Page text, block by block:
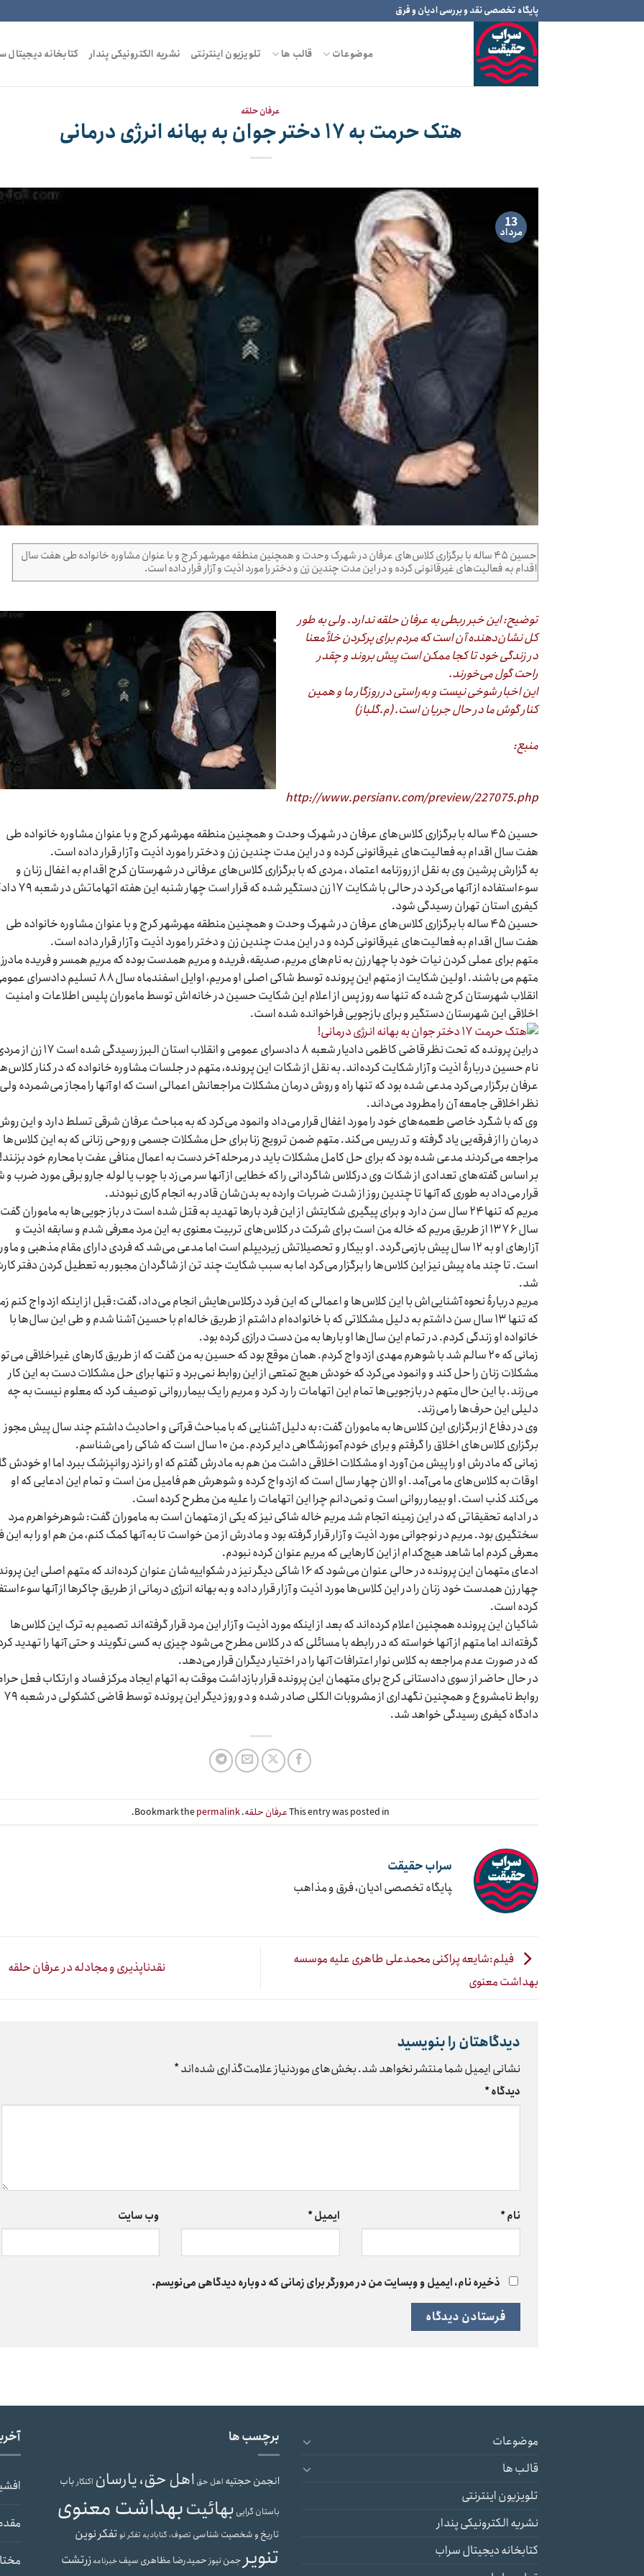
to
پایگاه تخصصی نقد و بررسی ادیان و فرق
موضوعات قالب ها تلویزیون اینترنتی نشریه الکترونیکی پندار کتابخانه دیجیتال
عرفان حلقه
هتک حرمت به ۱۷ دختر جوان به بهانه انرژی درمانی
13
مرداد
حسین ۴۵ ساله با برگزاری کلاس‌های عرفان در شهرک وحدت و همچنین منطقه مهرشهر کرج و با عنوان مشاوره خانواده طی هفت سال
اقدام بە فعالیت‌های غیرقانونی کرده و در این مدت چندین زن و دختر را مورد اذیت و آزار قرار داده است.
توضیح: این خبر ربطی به عرفان حلقه ندارد. ولی به طور
کل نشان‌دهنده آن است که مردم برای پرکردن خلأ معنا
در زندگی خود تا کجا ممکن است پیش بروند و چقدر
راحت گول می‌خورند.
این اخبار شوخی نیست و به‌راستی در روزگار ما و همین
کنار گوش ما در حال جریان است. (م.گلباز)
منبع:
http://www.persianv.com/preview/227075.php
حسین ۴۵ ساله با برگزاری کلاس‌های عرفان در شهرک وحدت و همچنین منطقه مهرشهر کرج و با عنوان مشاوره خانواده طی
هفت سال اقدام بە فعالیت‌های غیرقانونی کرده و در این مدت چندین زن و دختر را مورد اذیت و آزار قرار داده است.
به گزارش پرشین وی به نقل از روزنامه اعتماد ، مردی که با برگزاری کلاس‌های عرفانی در شهرستان کرج اقدام بە اغفال زنان و
سوءاستفاده از آنها می‌کرد در حالی با شکایت ۱۷ زن
کیفری استان تهران رسیدگی شود.
حسین ۴۵ ساله با برگزاری کلاس‌های عرفان در شهرک وحدت و همچنین منطقه مهرشهر کرج و با عنوان مشاوره خانواده طی
هفت سال اقدام بە فعالیت‌های غیرقانونی کرده و در این مدت چندین زن و دختر را مورد اذیت و آزار قرار داده است.
متهم برای عملی کردن نیات خود با چهار زن بە نام‌های مریم، صدیقه، فریده و مریم همدست بوده که مریم همسر و فریده
متهم می باشند. اولین شکایت از متهم این پرونده توسط شاکی اصلی او مریم، اوایل اسفندماه سال ۸۸
انقلاب شهرستان کرج شده که تنها سه روز پس از اعلام این شکایت حسین در خانه‌اش توسط ماموران پلیس اطلاعات و امنیت
اخلاقی این شهرستان دستگیر و برای بازجویی فراخوانده شده است.
دراین پرونده که تحت نظر قاضی کاظمی دادیار شعبه ۸ دادسرای عمومی و انقلاب
نام حسین دربارهٔ اذیت و آزار شکایت کرده‌اند. بە نقل از شکات این پرونده، متهم در جلسات مشاوره خانواده که در کنار
عرفان برگزار می‌کرد مدعی شده بود که تنها راه و روش درمان مشکلات مراجعانش اعمالی است که او آنها را مجاز می‌شمرده ولی
نظر اخلاقی جامعه آن را مطرود می‌داند.
وی که با شگرد خاصی طعمه‌های خود را مورد اغفال قرار می‌داد وانمود می‌کرد که بە مباحث عرفان شرقی تسلط دارد و این
درمان را از فرقه‌یی یاد گرفته و تدریس می‌کند. متهم ضمن ترویج زنا برای حل مشکلات جسمی و روحی زنانی که بە این کلاس‌ها
مراجعه می‌کردند مدعی شده بود که برای حل کامل مشکلات باید در مرحله آخر دست بە اعمال منافی عفت با محارم خود بزنند!
بر اساس گفته‌های تعدادی از شکات وی درکلاس شاگردانی را که خطایی از آنها سر می‌زد با چوب یا لوله جارو برقی مورد ضرب و
قرار می‌داد بە طوری که آنها تا چندین روز از شدت ضربات وارده بە بدن‌شان قادر بە انجام کاری نبودند.
مریم که تنها ۲۴ سال سن دارد و برای پیگیری شکایتش از این فرد بارها تهدید بە قتل شده است در باز جویی‌ها بە ماموران
‌سال ۱۳۷۶ از طریق مریم که خاله من است برای شرکت در کلاس‌های تربیت معنوی بە این مرد معرفی شدم و سابقه اذیت و
آزارهای او بە ۱۲ سال پیش بازمی‌گردد. او بیکار و تحصیلاتش زیردیپلم است اما مدعی می‌شد که فردی دارای مقام مذهبی و
است. تا چند ماه پیش نیز این کلاس‌ها را برگزار می‌کرد اما بە سبب شکایت چند تن از شاگردان مجبور بە تعطیل کردن دفتر
شد.
مریم دربارهٔ نحوه آشنایی‌اش با این کلاس‌ها و اعمالی که این فرد درکلاس‌هایش انجام می‌داد، گفت: ‌قبل از اینکه ازدواج کنم
که تنها ۱۳ سال سن داشتم بە دلیل مشکلاتی که با خانواده‌ام داشتم از طریق خاله‌ام با حسین آشنا شدم و طی این سال‌ها با
خانواده او زندگی کردم. در تمام این سال‌ها او بارها بە من دست درازی کرده بود.
زمانی که ۲۰ سالم شد با شوهرم مهدی ازدواج کردم. همان موقع بود که حسین بە من گفت که از طریق کارهای غیراخلاقی
مشکلات زنان را حل کند و وانمود می‌کرد که خودش هیچ تمتعی از این روابط نمی‌برد و تنها برای حل مشکلات دست بە این کار
می‌زند. با این حال متهم در بازجویی‌ها تمام این اتهامات را رد کرد و مریم را یک بیمار روانی توصیف کرد که معلوم نیست بە چه
دلیلی این حرف‌ها را می‌زند.
وی در دفاع از برگزاری این کلاس‌ها بە ماموران گفت: ‌به دلیل آشنایی که با مباحث قرآنی و احادیث داشتم چند سال پیش مجوز
برگزاری کلاس‌های اخلاق را گرفتم و برای خودم آموزشگاهی دایر کردم. من ۱۰ سال است که شاکی را می‌شناسم.
زمانی که مادرش او را پیش من آورد او مشکلات اخلاقی داشت من هم بە مادرش گفتم که او را نزد روانپزشک ببرد اما او خودش
اوقات بە کلاس‌های ما می‌آمد. او الان چهار سال است که ازدواج کرده و شوهرش هم فامیل من است و تمام این ادعایی که او
می‌کند کذب است. او بیمار روانی است و نمی‌دانم چرا این اتهامات را علیه من مطرح کرده است.
در ادامه تحقیقاتی که در این زمینه اتجام شد مریم خاله شاکی نیز که یکی از متهمان است بە ماموران گفت‌: شوهرخواهرم مرد
سختگیری بود. مریم در نوجوانی مورد اذیت و آزار قرار گرفته بود و مادرش از من خواست تا بە آنها کمک کنم، من هم او را بە این
معرفی کردم اما شاهد هیچ‌کدام از این کارهایی که مریم عنوان کرده نبودم.
ادعای متهمان این پرونده در حالی عنوان می‌شود که ۱۶ شاکی دیگر نیز در شکواییه‌شان عنوان کرده‌اند که متهم اصلی این
چهار زن همدست خود زنان را در این کلاس‌ها مورد اذیت و آزار قرار داده و بە بهانه انرژی درمانی از طریق چاکر‌ها از آنها
کرده است.
شاکیان این پرونده همچنین اعلام کرده‌اند که بعد از اینکه مورد اذیت و آزار این مرد قرار گرفته‌اند تصمیم بە ترک این کلاس‌ها
گرفته‌اند اما متهم از آنها خواسته که در رابطه با مسائلی که در کلاس مطرح می‌شود چیزی بە کسی نگویند و حتی آنها را تهدید
که در صورت عدم مراجعه بە کلاس نوار اعترافات آنها را در اختیار دیگران قرار می‌دهد.
در حال حاضر از سوی دادستانی کرج برای متهمان این پرونده قرار بازداشت موقت بە اتهام ایجاد مرکز فساد و ارتکاب فعل
روابط نامشروع و همچنین نگهداری از مشروبات الکلی صادر شده و دو روز دیگر این پرونده توسط قاضی کشکولی در شعبه ۷۹
دادگاه کیفری رسیدگی خواهد شد.
This entry was posted inعرفان حلقه. Bookmark the
permalink
.
سراب حقیقت
‍پایگاه تخصصی ادیان، فرق و مذاهب
فیلم:شایعه پراکنی محمدعلی طاهری علیه موسسه
بهداشت معنوی
نقدناپذیری و مجادله در عرفان حلقه
دیدگاهتان را بنویسید
نشانی ایمیل شما منتشر نخواهد شد.بخش‌های موردنیاز علامت‌گذاری شده‌اند*
دیدگاه*
نام* ایمیل* وب‌ سایت
ذخیره نام، ایمیل و وبسایت من در مرورگر برای زمانی که دوباره دیدگاهی می‌نویسم.
موضوعات
قالب ها
تلویزیون اینترنتی
نشریه الکترونیکی پندار
کتابخانه دیجیتال سراب
برچسب ها
انجمن حجتیه اهل حق اهل حق، یارسان اکنکارباب
باستان گرایی بهائیتبهداشت معنوی
تاریخ و شخصیت شناسی تصوف، گنابادیه تفکر نوتفکر نوین
تنویر جمن نیوز حمیدرضا مظاهری سیفخبرنامهزرتشت